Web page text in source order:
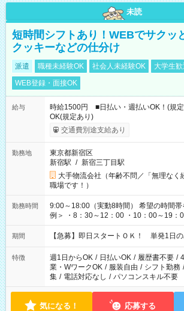
未読
短時間シフトあり！WEBでサクッ
クッキーなどの仕分け
派遣 職種未経験OK 社会人未経験OK 大学生歓
WEB登録・面接OK
給与
時給1500円 ■日払い・週払いOK！(規
OK(規定あり)
交通費別途支給あり
勤務地
東京都新宿区
新宿駅 / 新宿三丁目駅
大手物流会社（年齢不問／「無理なく
職場です！）
勤務時間
9:00～18:00（実動8時間） 希望の時間帯を選べます！ ＜シフト
例＞ ・8：30～12：00 ・10：00～19：
・13：00～22：00 ・22：00～翌6：00
期間 【急募】即日スタートＯＫ！ 単発1日の
特徴 週1日からOK / 日払いOK / 履歴書不要 /
業・WワークOK / 服装自由 / シフト勤務 /
集 / 電話対応なし / パソコンスキル不要
気になる！ 応募する